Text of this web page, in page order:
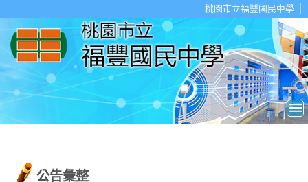
桃園市立福豐國民中學
:::
公告彙整